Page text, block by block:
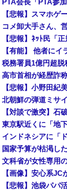
税務署員1億円超